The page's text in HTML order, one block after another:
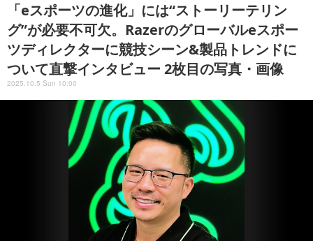
「eスポーツの進化」には“ストーリーテリン
グ”が必要不可欠。Razerのグローバルeスポー
ツディレクターに競技シーン&製品トレンドに
ついて直撃インタビュー 2枚目の写真・画像
2025.10.5 Sun 10:00